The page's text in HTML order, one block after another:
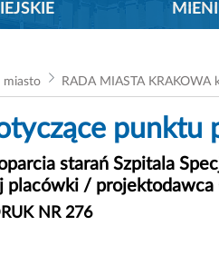
miasto RADA MIASTA KRAKOWA
starań Szpitala
placówki /
NR 276